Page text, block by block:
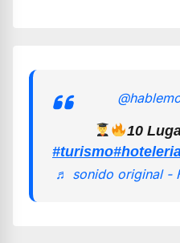
10
#turismo
♬ sonido original -